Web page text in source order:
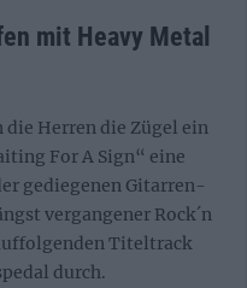
mit Heavy Metal
die Herren die Zügel ein
For A Sign“ eine
gediegenen Gitarren-
vergangener Rock´n
Titeltrack
durch.